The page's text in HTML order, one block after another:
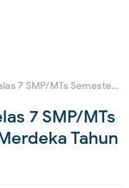
1 Kurikulum Merdeka Tahun 2023/2024
7 SMP/MTs
Tahun